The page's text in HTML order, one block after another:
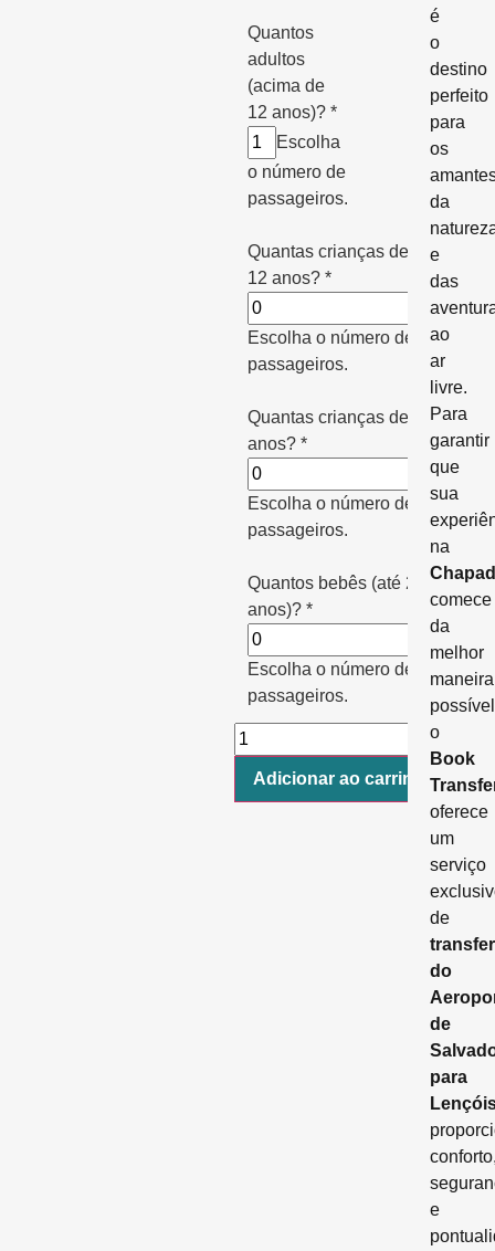
Quantos
adultos
(acima de
12 anos)? *
Escolha
o número de
passageiros.
Quantas crianças de 6 a
12 anos? *
Escolha o número de
passageiros.
Quantas crianças de 2 a 5
anos? *
Escolha o número de
passageiros.
Quantos bebês (até 2
anos)? *
Escolha o número de
passageiros.
Adicionar ao carrinho
é
o
destino
perfeito
para
os
da
e
das
ao
ar
livre.
Para
garantir
que
sua
na
comece
da
melhor
maneira
o
Book
oferece
um
serviço
de
transfer
do
de
para
e